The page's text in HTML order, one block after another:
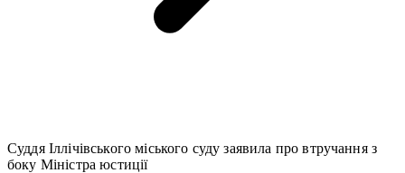
Суддя Іллічівського міського суду заявила про втручання з
боку Міністра юстиції